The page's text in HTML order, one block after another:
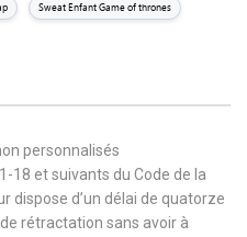
Sweat Enfant Game of thrones
personnalisés
18 et suivants du Code de la
dispose d’un délai de quatorze
rétractation sans avoir à